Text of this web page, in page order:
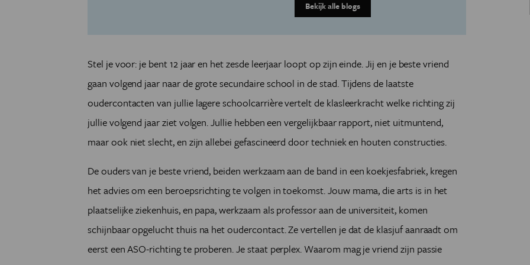
Bekijk alle blogs
Stel je voor: je bent 12 jaar en het zesde leerjaar loopt op zijn einde. Jij en je beste vriend
gaan volgend jaar naar de grote secundaire school in de stad. Tijdens de laatste
oudercontacten van jullie lagere schoolcarrière vertelt de klasleerkracht welke richting zij
jullie volgend jaar ziet volgen. Jullie hebben een vergelijkbaar rapport, niet uitmuntend,
maar ook niet slecht, en zijn allebei gefascineerd door techniek en houten constructies.
De ouders van je beste vriend, beiden werkzaam aan de band in een koekjesfabriek, kregen
het advies om een beroepsrichting te volgen in toekomst. Jouw mama, die arts is in het
plaatselijke ziekenhuis, en papa, werkzaam als professor aan de universiteit, komen
schijnbaar opgelucht thuis na het oudercontact. Ze vertellen je dat de klasjuf aanraadt om
eerst een ASO-richting te proberen. Je staat perplex. Waarom mag je vriend zijn passie